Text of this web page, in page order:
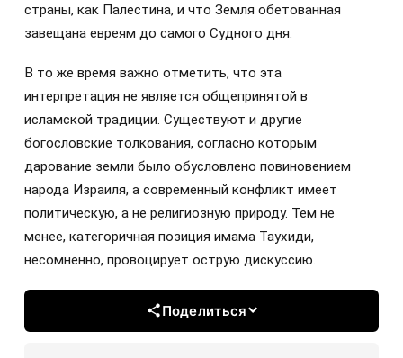
страны, как Палестина, и что Земля обетованная
завещана евреям до самого Судного дня.
В то же время важно отметить, что эта
интерпретация не является общепринятой в
исламской традиции. Существуют и другие
богословские толкования, согласно которым
дарование земли было обусловлено повиновением
народа Израиля, а современный конфликт имеет
политическую, а не религиозную природу. Тем не
менее, категоричная позиция имама Таухиди,
несомненно, провоцирует острую дискуссию.
Поделиться